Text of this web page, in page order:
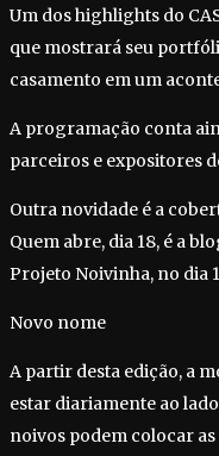
Um dos highlights do
que mostrará seu
casamento em um
A programação conta
parceiros e expositores
Outra novidade é a
Quem abre, dia 18, é a
Projeto Noivinha, no dia
Novo nome
A partir desta edição, a
estar diariamente ao
noivos podem colocar as